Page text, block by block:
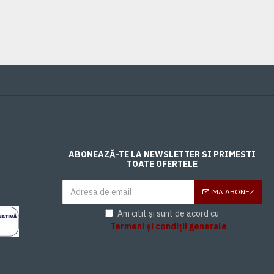
ABONEAZĂ-TE LA NEWSLETTER SI PRIMESTI
TOATE OFERTELE
MA ABONEZ
Am citit și sunt de acord cu
Termeni și condiții generale